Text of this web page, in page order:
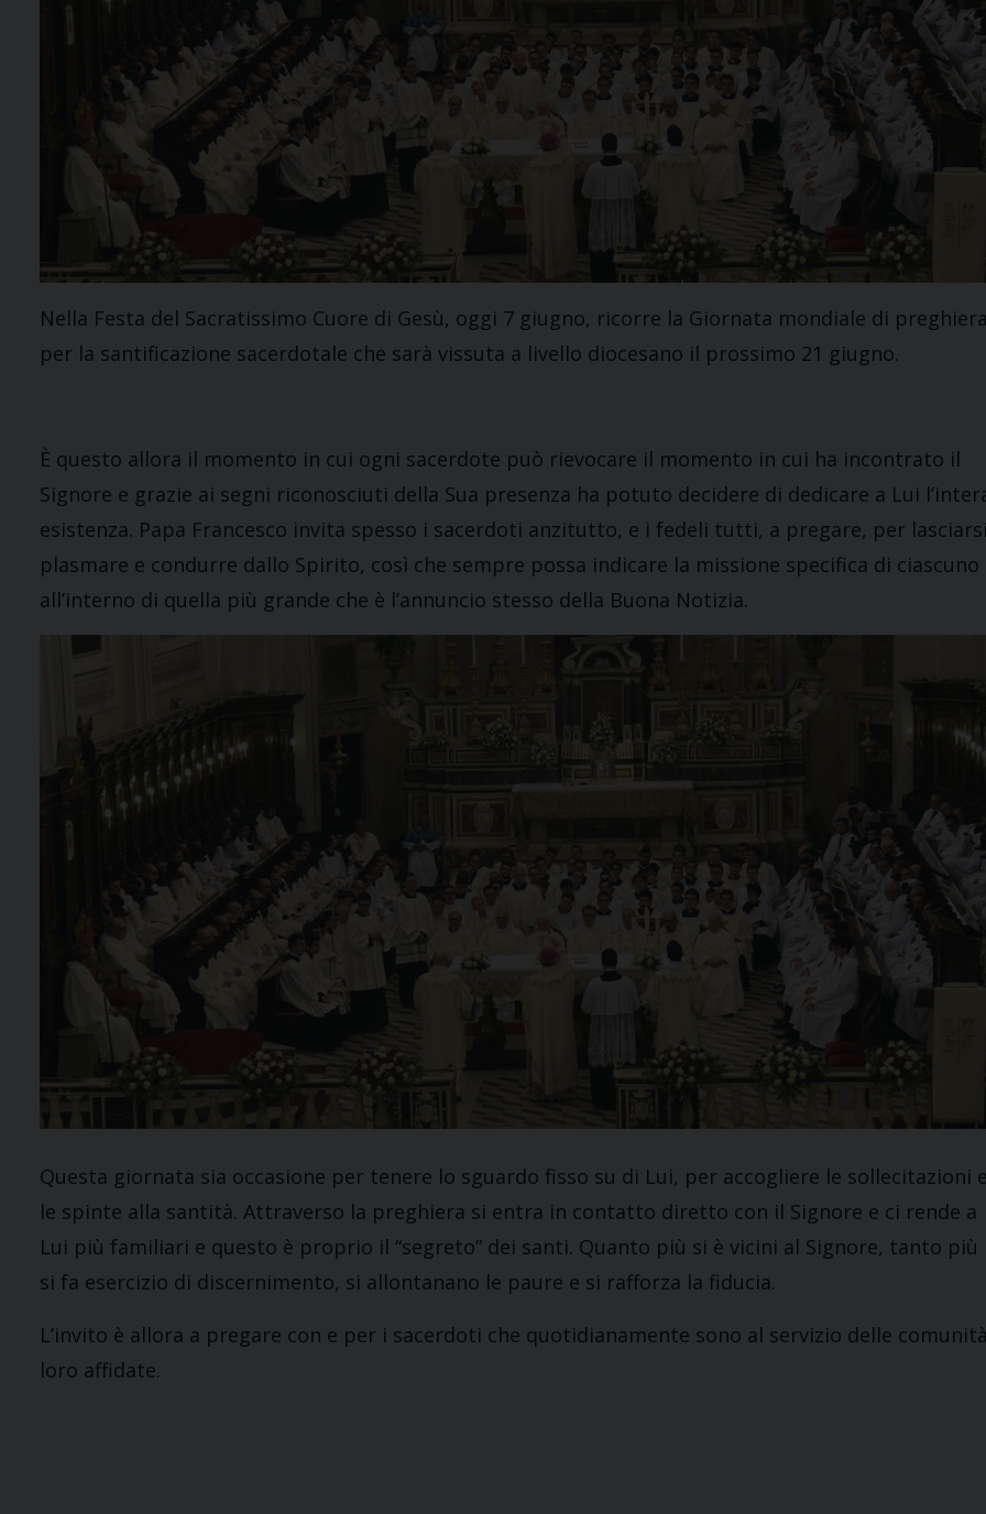
Nella Festa del Sacratissimo Cuore di Gesù, oggi 7 giugno, ricorre la Giornata mondiale di
per la santificazione sacerdotale che sarà vissuta a livello diocesano il prossimo 21 giugno.
È questo allora il momento in cui ogni sacerdote può rievocare il momento in cui ha incontrato il
Signore e grazie ai segni riconosciuti della Sua presenza ha potuto decidere di dedicare a Lui
esistenza. Papa Francesco invita spesso i sacerdoti anzitutto, e i fedeli tutti, a pregare, per
plasmare e condurre dallo Spirito, così che sempre possa indicare la missione specifica di ciascuno
all’interno di quella più grande che è l’annuncio stesso della Buona Notizia.
Questa giornata sia occasione per tenere lo sguardo fisso su di Lui, per accogliere le sollecitazioni
le spinte alla santità. Attraverso la preghiera si entra in contatto diretto con il Signore e ci rende a
Lui più familiari e questo è proprio il “segreto” dei santi. Quanto più si è vicini al Signore, tanto più
si fa esercizio di discernimento, si allontanano le paure e si rafforza la fiducia.
L’invito è allora a pregare con e per i sacerdoti che quotidianamente sono al servizio delle
loro affidate.